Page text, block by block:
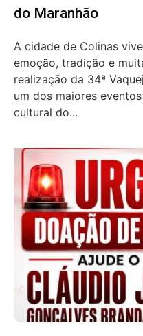
do Maranhão
A cidade de Colinas
emoção, tradição e
realização da 34ª
um dos maiores
cultural do...